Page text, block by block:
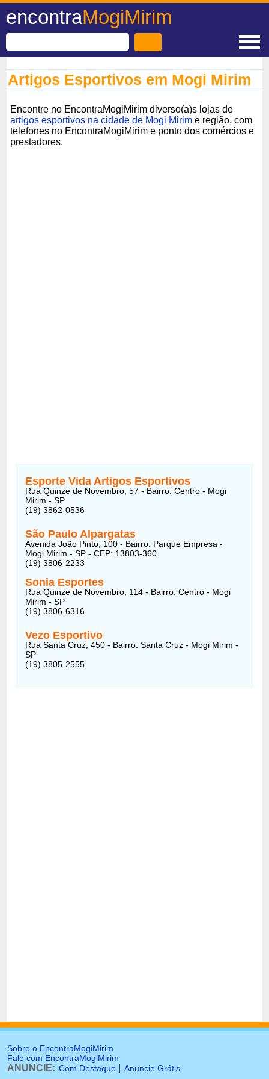
encontraMogiMirim
Artigos Esportivos em Mogi Mirim
Encontre no EncontraMogiMirim diverso(a)s lojas de
artigos esportivos na cidade de Mogi Mirim e região, com
telefones no EncontraMogiMirim e ponto dos comércios e
prestadores.
Esporte Vida Artigos Esportivos
Rua Quinze de Novembro, 57 - Bairro: Centro - Mogi
Mirim - SP
(19) 3862-0536
São Paulo Alpargatas
Avenida João Pinto, 100 - Bairro: Parque Empresa -
Mogi Mirim - SP - CEP: 13803-360
(19) 3806-2233
Sonia Esportes
Rua Quinze de Novembro, 114 - Bairro: Centro - Mogi
Mirim - SP
(19) 3806-6316
Vezo Esportivo
Rua Santa Cruz, 450 - Bairro: Santa Cruz - Mogi Mirim -
SP
(19) 3805-2555
Sobre o EncontraMogiMirim
Fale com EncontraMogiMirim
ANUNCIE: Com Destaque Anuncie Grátis